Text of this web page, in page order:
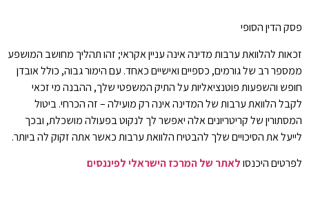
פסק הדין הסופי
זכאות להלוואת ערבות מדינה אינה עניין אקראי; זהו תהליך מחושב המושפע
ממספר רב של גורמים, כספיים ואישיים כאחד. עם הימור גבוה, כולל אובדן
חופש והשפעות פוטנציאליות על התיק המשפטי שלך, ההבנה מי זכאי
לקבל הלוואת ערבות של המדינה אינה רק מועילה – זה הכרחי. ביטול
המסתורין של קריטריונים אלה יאפשר לך לנקוט בפעולה מושכלת, ובכך
לייעל את הסיכויים שלך להבטיח הלוואת ערבות כאשר אתה זקוק לה ביותר.
לפרטים היכנסולאתר של המרכז הישראלי לפיננסים